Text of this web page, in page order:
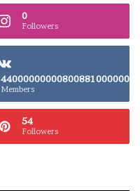
0
Followers
Members
54
Followers